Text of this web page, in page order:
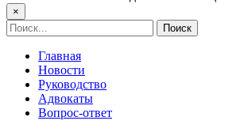
×
Главная
Новости
Руководство
Адвокаты
Вопрос-ответ